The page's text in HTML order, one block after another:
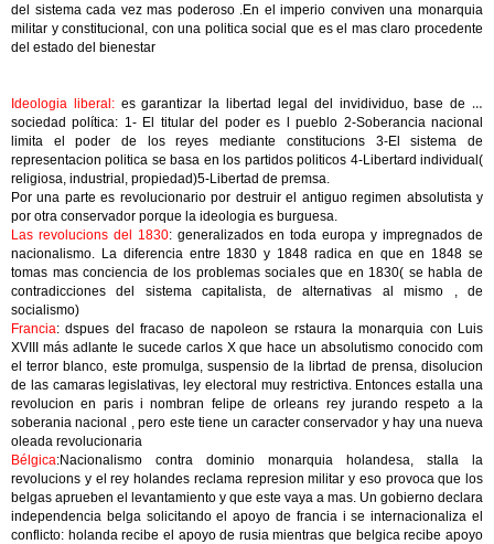
del sistema cada vez mas poderoso .En el imperio conviven una monarquia
militar y constitucional, con una politica social que es el mas claro procedente
del estado del bienestar
Ideologia liberal:es garantizar la libertad legal del invidividuo, base de la
sociedad política: 1- El titular del poder es l pueblo 2-Soberancia nacional
limita el poder de los reyes mediante constitucions 3-El sistema de
representacion politica se basa en los partidos politicos 4-Libertard individual(
religiosa, industrial, propiedad)5-Libertad de premsa.
Por una parte es revolucionario por destruir el antiguo regimen absolutista y
por otra conservador porque la ideologia es burguesa.
Las revolucions del 1830: generalizados en toda europa y impregnados de
nacionalismo. La diferencia entre 1830 y 1848 radica en que en 1848 se
tomas mas conciencia de los problemas sociales que en 1830( se habla de
contradicciones del sistema capitalista, de alternativas al mismo , de
socialismo)
Francia: dspues del fracaso de napoleon se rstaura la monarquia con Luis
XVIII más adlante le sucede carlos X que hace un absolutismo conocido com
el terror blanco, este promulga, suspensio de la librtad de prensa, disolucion
de las camaras legislativas, ley electoral muy restrictiva. Entonces estalla una
revolucion en paris i nombran felipe de orleans rey jurando respeto a la
soberania nacional , pero este tiene un caracter conservador y hay una nueva
oleada revolucionaria
Bélgica:Nacionalismo contra dominio monarquia holandesa, stalla la
revolucions y el rey holandes reclama represion militar y eso provoca que los
belgas aprueben el levantamiento y que este vaya a mas. Un gobierno declara
independencia belga solicitando el apoyo de francia i se internacionaliza el
conflicto: holanda recibe el apoyo de rusia mientras que belgica recibe apoyo